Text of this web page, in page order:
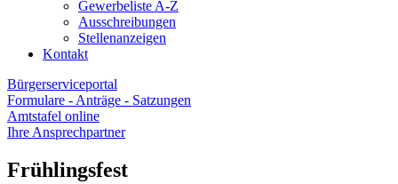
Gewerbeliste A-Z
Ausschreibungen
Stellenanzeigen
Kontakt
Bürgerserviceportal
Formulare - Anträge - Satzungen
Amtstafel online
Ihre Ansprechpartner
Frühlingsfest